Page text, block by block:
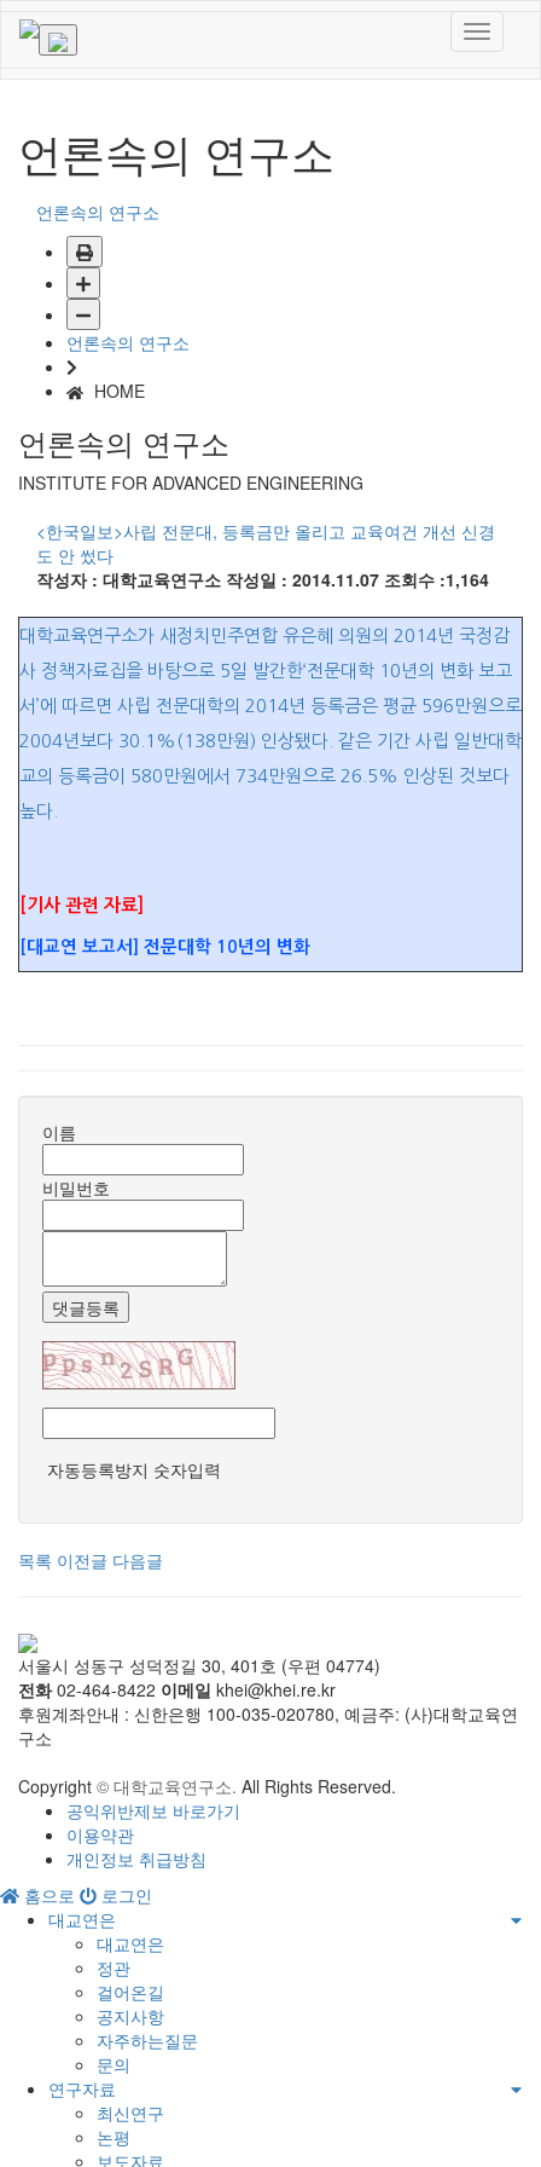
언론속의 연구소
언론속의 연구소
언론속의 연구소
HOME
언론속의 연구소
INSTITUTE FOR ADVANCED ENGINEERING
<한국일보>사립 전문대, 등록금만 올리고 교육여건 개선 신경
도 안 썼다
작성자 : 대학교육연구소 작성일 : 2014.11.07 조회수 :1,164
대학교육연구소가 새정치민주연합 유은혜 의원의 2014년 국정감
사 정책자료집을 바탕으로 5일 발간한‘전문대학 10년의 변화 보고
서’에 따르면 사립 전문대학의 2014년 등록금은 평균 596만원으로
2004년보다 30.1%(138만원) 인상됐다. 같은 기간 사립 일반대학
교의 등록금이 580만원에서 734만원으로 26.5% 인상된 것보다
높다.
[기사 관련 자료]
[대교연 보고서] 전문대학 10년의 변화
이름
비밀번호
댓글등록
자동등록방지 숫자입력
목록 이전글 다음글
서울시 성동구 성덕정길 30, 401호 (우편 04774)
전화02-464-8422 이메일 khei@khei.re.kr
후원계좌안내 : 신한은행 100-035-020780, 예금주: (사)대학교육연
구소
Copyright © 대학교육연구소. All Rights Reserved.
공익위반제보 바로가기
이용약관
개인정보 취급방침
홈으로
로그인
대교연은
대교연은
정관
걸어온길
공지사항
자주하는질문
문의
연구자료
최신연구
논평
보도자료